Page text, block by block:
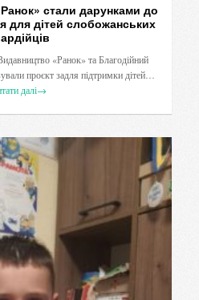
стали дарунками до
для дітей слобожанських
«Ранок» та Благодійний
проєкт задля підтримки дітей…
далі→